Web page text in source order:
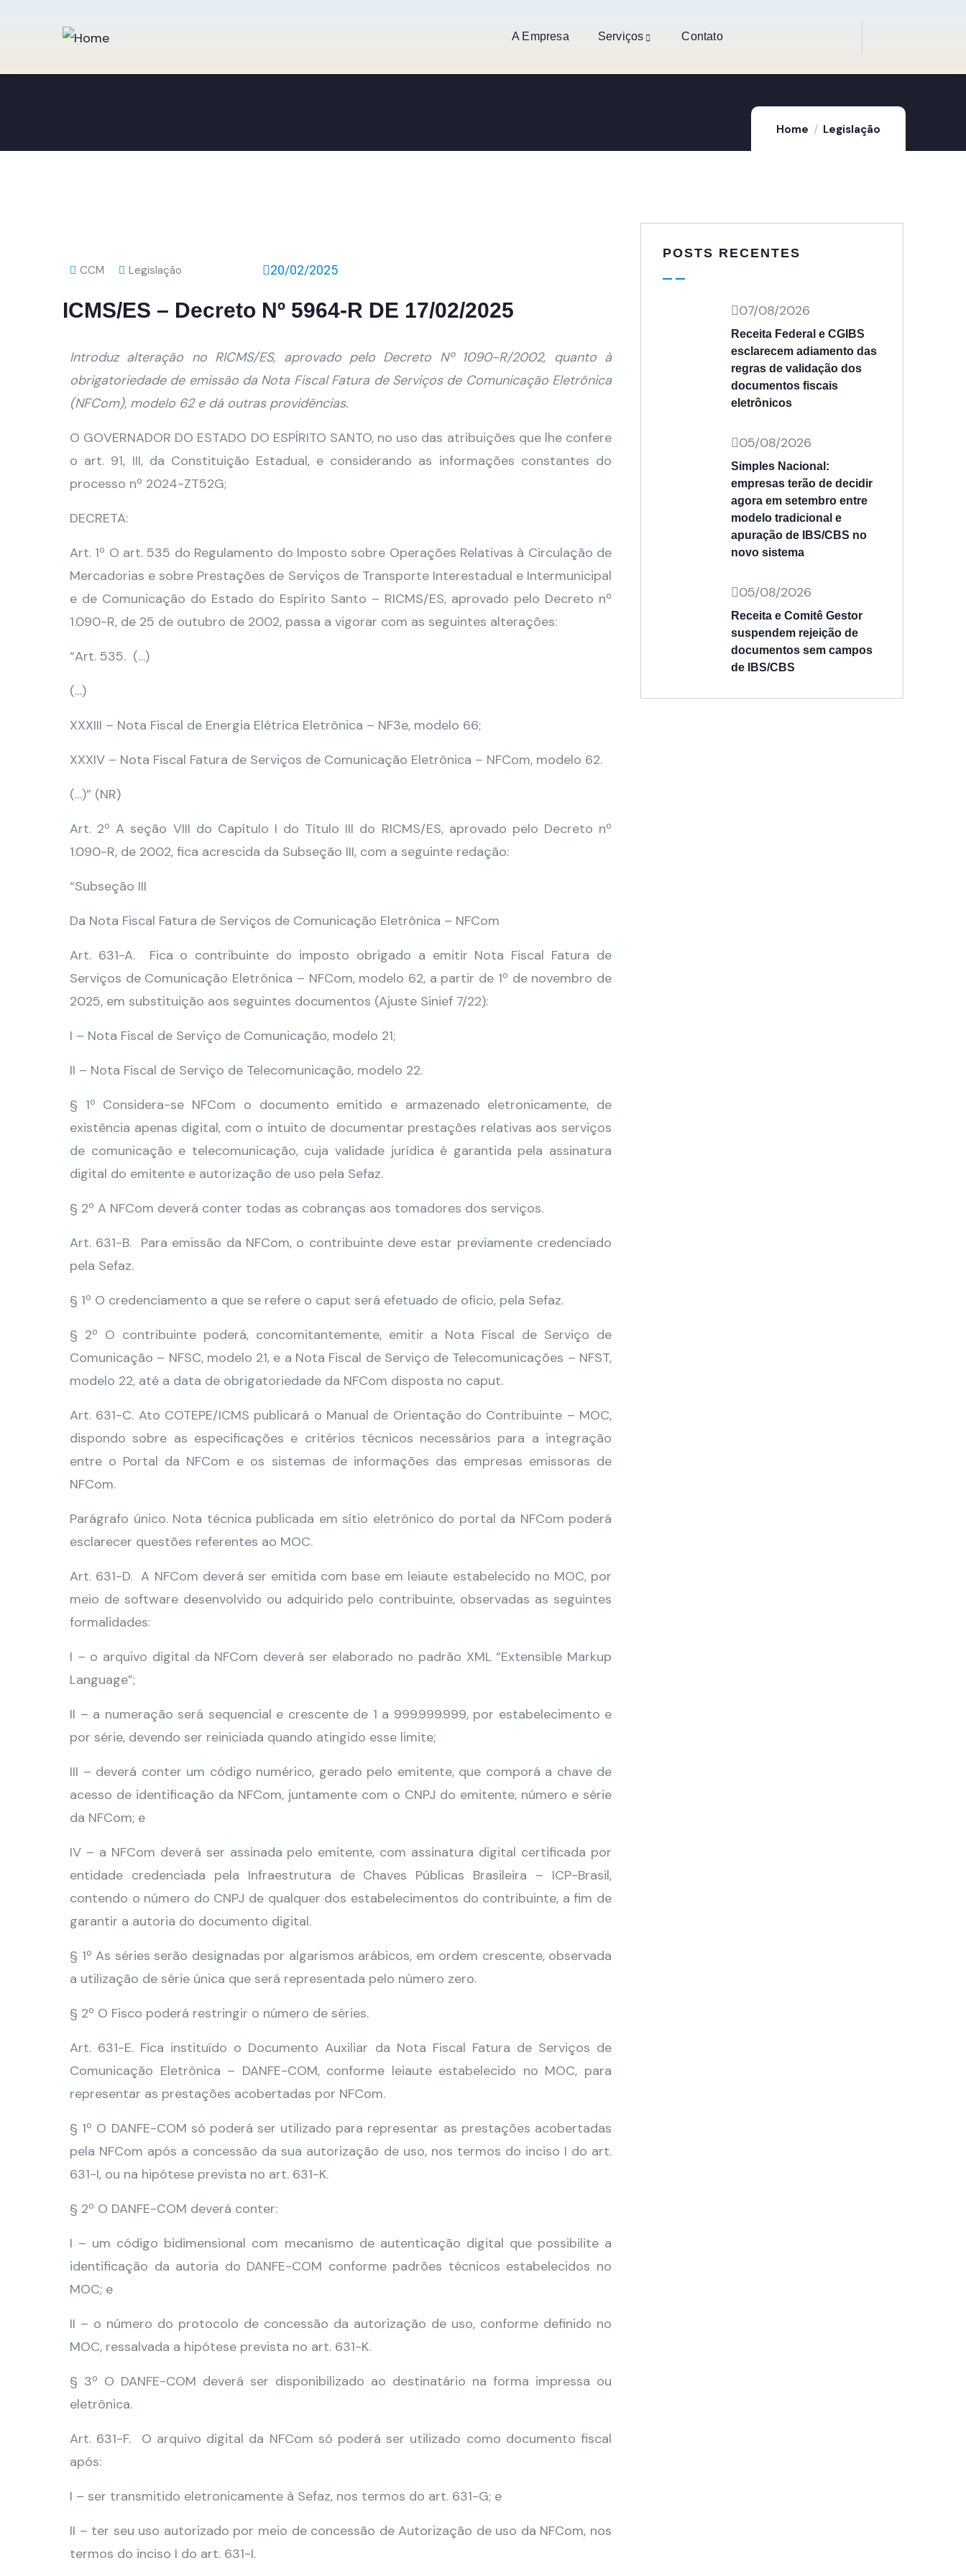
A Empresa Serviços Contato
Home Legislação
CCM Legislação 20/02/2025
ICMS/ES – Decreto Nº 5964-R DE 17/02/2025
Introduz alteração no RICMS/ES, aprovado pelo Decreto Nº 1090-R/2002, quanto à
obrigatoriedade de emissão da Nota Fiscal Fatura de Serviços de Comunicação Eletrônica
(NFCom), modelo 62 e dá outras providências.
O GOVERNADOR DO ESTADO DO ESPÍRITO SANTO, no uso das atribuições que lhe confere
o art. 91, III, da Constituição Estadual, e considerando as informações constantes do
processo nº 2024-ZT52G;
DECRETA:
Art. 1º O art. 535 do Regulamento do Imposto sobre Operações Relativas à Circulação de
Mercadorias e sobre Prestações de Serviços de Transporte Interestadual e Intermunicipal
e de Comunicação do Estado do Espírito Santo – RICMS/ES, aprovado pelo Decreto nº
1.090-R, de 25 de outubro de 2002, passa a vigorar com as seguintes alterações:
“Art. 535. (…)
(…)
XXXIII – Nota Fiscal de Energia Elétrica Eletrônica – NF3e, modelo 66;
XXXIV – Nota Fiscal Fatura de Serviços de Comunicação Eletrônica – NFCom, modelo 62.
(…)” (NR)
Art. 2º A seção VIII do Capítulo I do Título III do RICMS/ES, aprovado pelo Decreto nº
1.090-R, de 2002, fica acrescida da Subseção III, com a seguinte redação:
“Subseção III
Da Nota Fiscal Fatura de Serviços de Comunicação Eletrônica – NFCom
Art. 631-A. Fica o contribuinte do imposto obrigado a emitir Nota Fiscal Fatura de
Serviços de Comunicação Eletrônica – NFCom, modelo 62, a partir de 1º de novembro de
2025, em substituição aos seguintes documentos (Ajuste Sinief 7/22):
I – Nota Fiscal de Serviço de Comunicação, modelo 21;
II – Nota Fiscal de Serviço de Telecomunicação, modelo 22.
§ 1º Considera-se NFCom o documento emitido e armazenado eletronicamente, de
existência apenas digital, com o intuito de documentar prestações relativas aos serviços
de comunicação e telecomunicação, cuja validade jurídica é garantida pela assinatura
digital do emitente e autorização de uso pela Sefaz.
§ 2º A NFCom deverá conter todas as cobranças aos tomadores dos serviços.
Art. 631-B. Para emissão da NFCom, o contribuinte deve estar previamente credenciado
pela Sefaz.
§ 1º O credenciamento a que se refere o caput será efetuado de ofício, pela Sefaz.
§ 2º O contribuinte poderá, concomitantemente, emitir a Nota Fiscal de Serviço de
Comunicação – NFSC, modelo 21, e a Nota Fiscal de Serviço de Telecomunicações – NFST,
modelo 22, até a data de obrigatoriedade da NFCom disposta no caput.
Art. 631-C. Ato COTEPE/ICMS publicará o Manual de Orientação do Contribuinte – MOC,
dispondo sobre as especificações e critérios técnicos necessários para a integração
entre o Portal da NFCom e os sistemas de informações das empresas emissoras de
NFCom.
Parágrafo único. Nota técnica publicada em sítio eletrônico do portal da NFCom poderá
esclarecer questões referentes ao MOC.
Art. 631-D. A NFCom deverá ser emitida com base em leiaute estabelecido no MOC, por
meio de software desenvolvido ou adquirido pelo contribuinte, observadas as seguintes
formalidades:
I – o arquivo digital da NFCom deverá ser elaborado no padrão XML “Extensible Markup
Language”;
II – a numeração será sequencial e crescente de 1 a 999.999.999, por estabelecimento e
por série, devendo ser reiniciada quando atingido esse limite;
III – deverá conter um código numérico, gerado pelo emitente, que comporá a chave de
acesso de identificação da NFCom, juntamente com o CNPJ do emitente, número e série
da NFCom; e
IV – a NFCom deverá ser assinada pelo emitente, com assinatura digital certificada por
entidade credenciada pela Infraestrutura de Chaves Públicas Brasileira – ICP-Brasil,
contendo o número do CNPJ de qualquer dos estabelecimentos do contribuinte, a fim de
garantir a autoria do documento digital.
§ 1º As séries serão designadas por algarismos arábicos, em ordem crescente, observada
a utilização de série única que será representada pelo número zero.
§ 2º O Fisco poderá restringir o número de séries.
Art. 631-E. Fica instituído o Documento Auxiliar da Nota Fiscal Fatura de Serviços de
Comunicação Eletrônica – DANFE-COM, conforme leiaute estabelecido no MOC, para
representar as prestações acobertadas por NFCom.
§ 1º O DANFE-COM só poderá ser utilizado para representar as prestações acobertadas
pela NFCom após a concessão da sua autorização de uso, nos termos do inciso I do art.
631-I, ou na hipótese prevista no art. 631-K.
§ 2º O DANFE-COM deverá conter:
I – um código bidimensional com mecanismo de autenticação digital que possibilite a
identificação da autoria do DANFE-COM conforme padrões técnicos estabelecidos no
MOC; e
II – o número do protocolo de concessão da autorização de uso, conforme definido no
MOC, ressalvada a hipótese prevista no art. 631-K.
§ 3º O DANFE-COM deverá ser disponibilizado ao destinatário na forma impressa ou
eletrônica.
Art. 631-F. O arquivo digital da NFCom só poderá ser utilizado como documento fiscal
após:
I – ser transmitido eletronicamente à Sefaz, nos termos do art. 631-G; e
II – ter seu uso autorizado por meio de concessão de Autorização de uso da NFCom, nos
termos do inciso I do art. 631-I.
POSTS RECENTES
07/08/2026
Receita Federal e CGIBS
esclarecem adiamento das
regras de validação dos
documentos fiscais
eletrônicos
05/08/2026
Simples Nacional:
empresas terão de decidir
agora em setembro entre
modelo tradicional e
apuração de IBS/CBS no
novo sistema
05/08/2026
Receita e Comitê Gestor
suspendem rejeição de
documentos sem campos
de IBS/CBS